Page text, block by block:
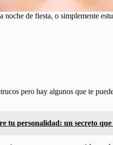
de fiesta, o simplemente
pero hay algunos que te
tu personalidad: un secreto que